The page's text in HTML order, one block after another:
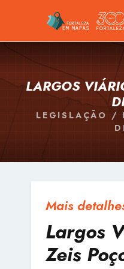
LARGOS
LEGISLAÇÃO /
Mais
Largos
Zeis